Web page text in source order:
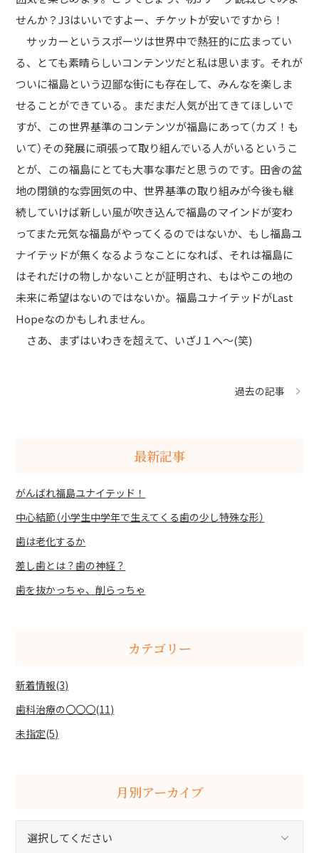
せんか？J3はいいですよー、チケットが安いですから！
サッカーというスポーツは世界中で熱狂的に広まってい
る、とても素晴らしいコンテンツだと私は思います。それが
ついに福島という辺鄙な街にも存在して、みんなを楽しま
せることができている。まだまだ人気が出てきてほしいで
すが、この世界基準のコンテンツが福島にあって（カズ！も
いて）その発展に頑張って取り組んでいる人がいるというこ
とが、この福島にとても大事な事だと思うのです。田舎の盆
地の閉鎖的な雰囲気の中、世界基準の取り組みが今後も継
続していけば新しい風が吹き込んで福島のマインドが変わ
ってまた元気な福島がやってくるのではないか、もし福島ユ
ナイテッドが無くなるようなことになれば、それは福島に
はそれだけの物しかないことが証明され、もはやこの地の
未来に希望はないのではないか。福島ユナイテッドがLast
Hopeなのかもしれません。
さあ、まずはいわきを超えて、いざJ１へ～(笑)
過去の記事
最新記事
がんばれ福島ユナイテッド！
中心結節（小学生中学年で生えてくる歯の少し特殊な形）
歯は老化するか
差し歯とは？歯の神経？
歯を抜かっちゃ、削らっちゃ
カテゴリー
新着情報(3)
歯科治療の〇〇〇(11)
未指定(5)
月別アーカイブ